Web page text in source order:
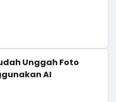
Unggah Foto
AI